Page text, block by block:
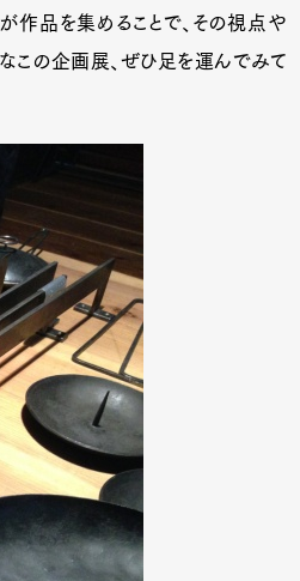
作品を集めることで、その視点や
この企画展、ぜひ足を運んでみて